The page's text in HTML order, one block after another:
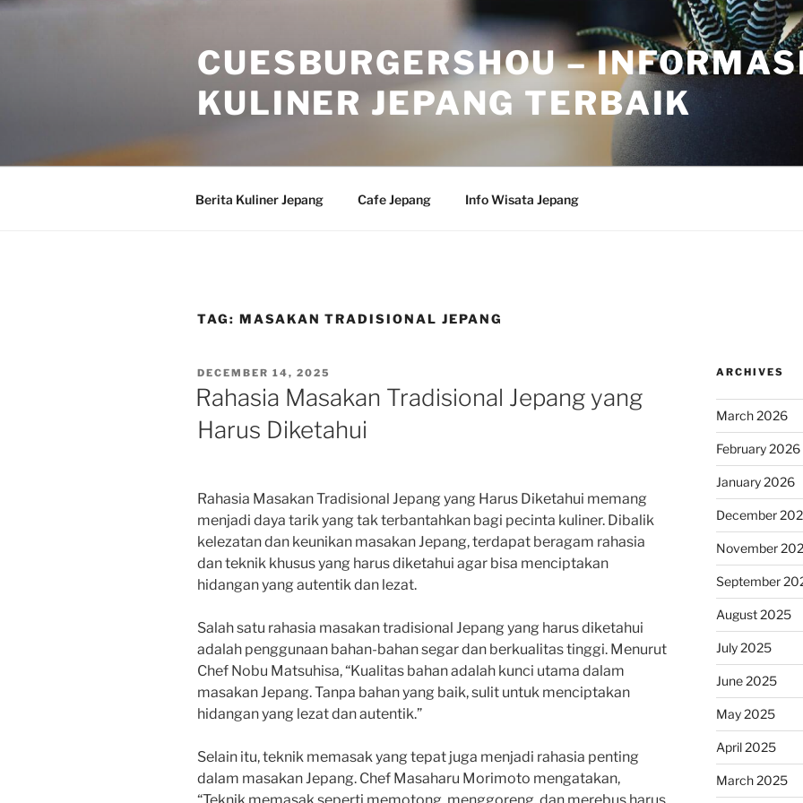
Skip
CUESBURGERSHOU –
KULINER JEPANG TERBAIK
Berita Kuliner Jepang Cafe Jepang Info Wisata Jepang
TAG: MASAKAN TRADISIONAL JEPANG
POSTED
ON
DECEMBER 14, 2025
Rahasia Masakan Tradisional Jepang yang
Harus Diketahui
Rahasia Masakan Tradisional Jepang yang Harus Diketahui memang
menjadi daya tarik yang tak terbantahkan bagi pecinta kuliner. Dibalik
kelezatan dan keunikan masakan Jepang, terdapat beragam rahasia
dan teknik khusus yang harus diketahui agar bisa menciptakan
hidangan yang autentik dan lezat.
Salah satu rahasia masakan tradisional Jepang yang harus diketahui
adalah penggunaan bahan-bahan segar dan berkualitas tinggi. Menurut
Chef Nobu Matsuhisa, “Kualitas bahan adalah kunci utama dalam
masakan Jepang. Tanpa bahan yang baik, sulit untuk menciptakan
hidangan yang lezat dan autentik.”
Selain itu, teknik memasak yang tepat juga menjadi rahasia penting
dalam masakan Jepang. Chef Masaharu Morimoto mengatakan,
ARCHIVES
March 2026
February 2026
January 2026
December
November
September
August 2025
July 2025
June 2025
May 2025
April 2025
March 2025